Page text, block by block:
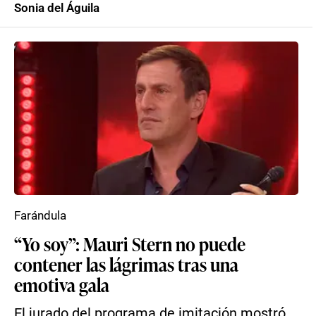
Sonia del Águila
“Yo soy”: Mauri Stern no puede
contener las lágrimas tras una
emotiva gala
Farándula